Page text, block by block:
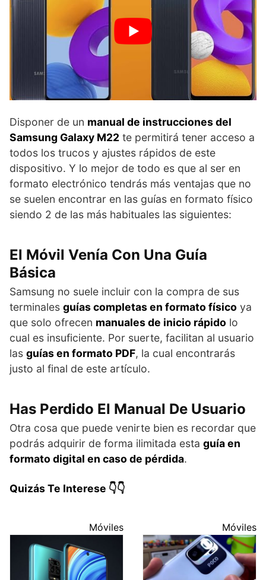
Disponer de un manual de instrucciones del
Samsung Galaxy M22 te permitirá tener acceso a
todos los trucos y ajustes rápidos de este
dispositivo. Y lo mejor de todo es que al ser en
formato electrónico tendrás más ventajas que no
se suelen encontrar en las guías en formato físico
siendo 2 de las más habituales las siguientes:
El Móvil Venía Con Una Guía
Básica
Samsung no suele incluir con la compra de sus
terminales guías completas en formato físico ya
que solo ofrecen manuales de inicio rápido lo
cual es insuficiente. Por suerte, facilitan al usuario
las guías en formato PDF, la cual encontrarás
justo al final de este artículo.
Has Perdido El Manual De Usuario
Otra cosa que puede venirte bien es recordar que
podrás adquirir de forma ilimitada esta guía en
formato digital en caso de pérdida.
Quizás Te Interese 👇👇
Móviles Móviles